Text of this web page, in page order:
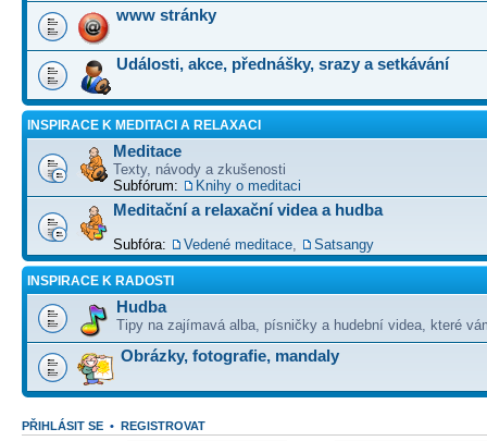
www stránky
Události, akce, přednášky, srazy a setkávání
INSPIRACE K MEDITACI A RELAXACI
Meditace
Texty, návody a zkušenosti
Subfórum:
Knihy o meditaci
Meditační a relaxační videa a hudba
Subfóra: Vedené meditace Satsangy
INSPIRACE K RADOSTI
Hudba
Tipy na zajímavá alba, písničky a hudební videa, které
Obrázky, fotografie, mandaly
PŘIHLÁSIT SE • REGISTROVAT